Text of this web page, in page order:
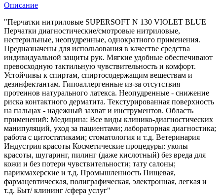
Описание
"Перчатки нитриловые SUPERSOFT N 130 VIOLET BLUE
Перчатки диагностические/смотровые нитриловые,
нестерильные, неопудренные, однократного применения.
Предназначены для использования в качестве средства
индивидуальной защиты рук. Мягкие удобные обеспечивают
превосходную тактильную чувствительность и комфорт.
Устойчивы к спиртам, спиртосодержащим веществам и
дезинфектантам. Гипоаллергенные из-за отсутствия
протеинов натурального латекса. Неопудренные - снижение
риска контактного дерматита. Текстурированная поверхность
на пальцах - надежный захват и инструментов. Область
применений: Медицина: Все виды клинико-диагностических
манипуляций, уход за пациентами; лабораторная диагностика;
работа с цитостатиками; стоматология и т.д. Ветеринария
Индустрия красоты Косметические процедуры: уколы
красоты, шугаринг, пилинг (даже кислотный) без вреда для
кожи и без потери чувствительности; тату салоны;
парикмахерские и т.д. Промышленность Пищевая,
фармацевтическая, полиграфическая, электронная, легкая и
т.д. Быт/ клининг /сфера услуг"